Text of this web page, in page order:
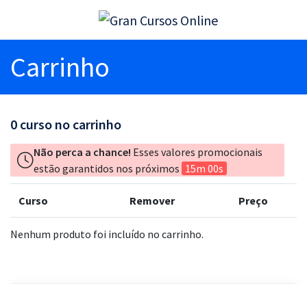
Carrinho
0 curso no carrinho
Não perca a chance! Esses valores promocionais
estão garantidos nos próximos 15m 00s
Curso Remover Preço
Nenhum produto foi incluído no carrinho.